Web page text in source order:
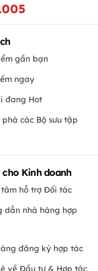
gần bạn
ngay
đang Hot
phá các Bộ sưu tập
cho Kinh doanh
tâm hỗ trợ Đối tác
dẫn nhà hàng hợp
đăng ký hợp tác
về Đầu tư & Hợp tác